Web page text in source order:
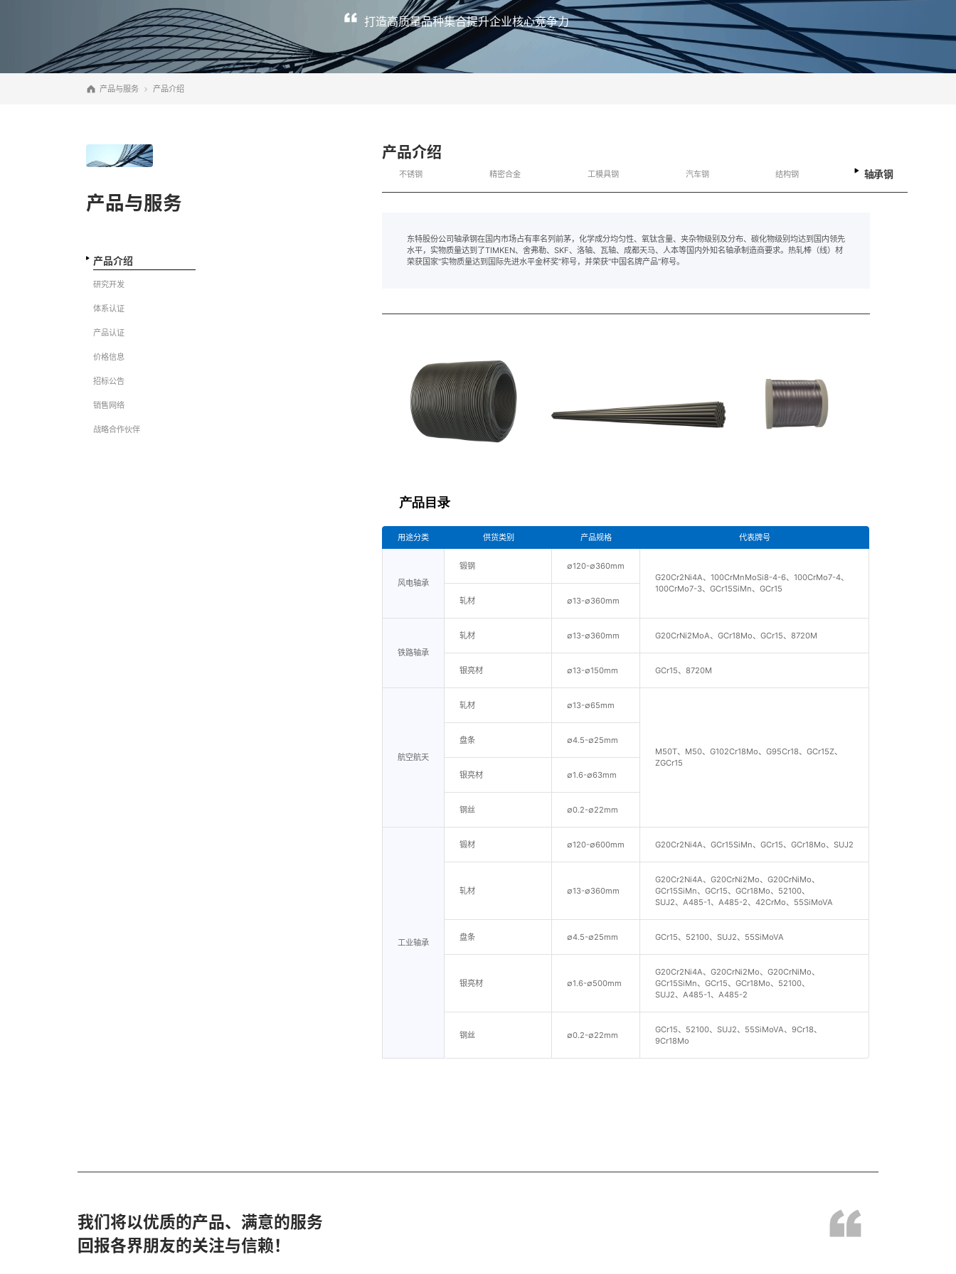
打造高质量品种集合提升企业核心竞争力
产品与服务 产品介绍
产品与服务
产品介绍
研究开发
体系认证
产品认证
价格信息
招标公告
销售网络
战略合作伙伴
产品介绍
不锈钢 精密合金 工模具钢 汽车钢 结构钢 轴承钢
东特股份公司轴承钢在国内市场占有率名列前茅，化学成分均匀性、氧钛含量、夹杂物级别及分布、碳化物级别均达到国内领先
水平，实物质量达到了TIMKEN、舍弗勒、SKF、洛轴、瓦轴、成都天马、人本等国内外知名轴承制造商要求。热轧棒（线）材
荣获国家“实物质量达到国际先进水平金杯奖”称号，并荣获“中国名牌产品”称号。
产品目录
用途分类 供货类别 产品规格 代表牌号
风电轴承
锻钢
∅120-∅360mm
G20Cr2Ni4A、100CrMnMoSi8-4-6、100CrMo7-4、
100CrMo7-3、GCr15SiMn、GCr15
轧材
∅13-∅360mm
铁路轴承
轧材 ∅13-∅360mm G20CrNi2MoA、GCr18Mo、GCr15、8720M
银亮材 ∅13-∅150mm GCr15、8720M
航空航天
轧材 ∅13-∅65mm
M50T、M50、G102Cr18Mo、G95Cr18、GCr15Z、
ZGCr15
盘条 ∅4.5-∅25mm
银亮材 ∅1.6-∅63mm
钢丝 ∅0.2-∅22mm
工业轴承
锻材 ∅120-∅600mm G20Cr2Ni4A、GCr15SiMn、GCr15、GCr18Mo、SUJ2
轧材 ∅13-∅360mm
G20Cr2Ni4A、G20CrNi2Mo、G20CrNiMo、
GCr15SiMn、GCr15、GCr18Mo、52100、
SUJ2、A485-1、A485-2、42CrMo、55SiMoVA
盘条 ∅4.5-∅25mm GCr15、52100、SUJ2、55SiMoVA
银亮材 ∅1.6-∅500mm
G20Cr2Ni4A、G20CrNi2Mo、G20CrNiMo、
GCr15SiMn、GCr15、GCr18Mo、52100、
SUJ2、A485-1、A485-2
钢丝 ∅0.2-∅22mm
GCr15、52100、SUJ2、55SiMoVA、9Cr18、
9Cr18Mo
我们将以优质的产品、满意的服务
回报各界朋友的关注与信赖！